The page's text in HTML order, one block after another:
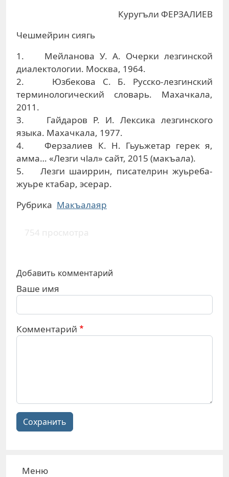
Куругъли ФЕРЗАЛИЕВ
Чешмейрин сиягь
1. Мейланова У. А. Очерки лезгинской
диалектологии. Москва, 1964.
2. Юзбекова С. Б. Русско-лезгинский
терминологический словарь. Махачкала,
2011.
3. Гайдаров Р. И. Лексика лезгинского
языка. Махачкала, 1977.
4. Ферзалиев К. Н. Гьуьжетар герек я,
амма… «Лезги чlал» сайт, 2015 (макъала).
5. Лезги шаиррин, писателрин жуьреба-
жуьре ктабар, эсерар.
Рубрика Макъалаяр
754 просмотра
Добавить комментарий
Ваше имя
Комментарий
Сохранить
Меню